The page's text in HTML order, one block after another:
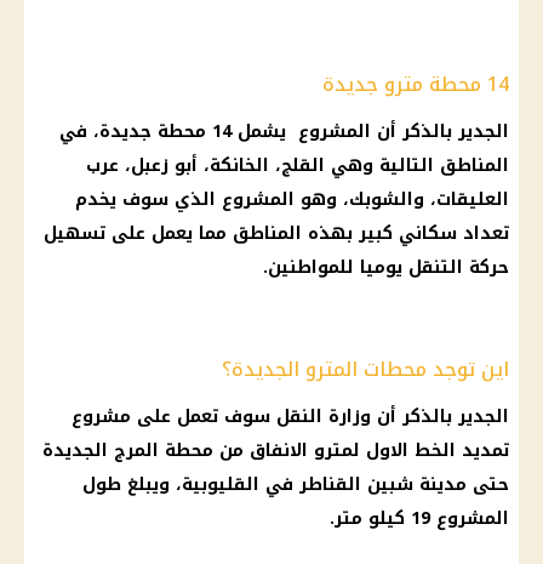
14 محطة مترو جديدة
الجدير بالذكر أن المشروع يشمل 14 محطة جديدة، في
المناطق التالية وهي القلج، الخانكة، أبو زعبل، عرب
العليقات، والشوبك، وهو المشروع الذي سوف يخدم
تعداد سكاني كبير بهذه المناطق مما يعمل على تسهيل
حركة التنقل يوميا للمواطنين.
اين توجد محطات المترو الجديدة؟
الجدير بالذكر أن وزارة النقل سوف تعمل على مشروع
تمديد الخط الاول لمترو الانفاق من محطة المرج الجديدة
حتى مدينة شبين القناطر في القليوبية، ويبلغ طول
المشروع 19 كيلو متر.